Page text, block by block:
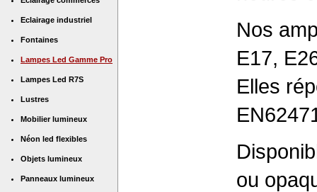
Eclairage industriel
Fontaines
Lampes Led Gamme Pro
Lampes Led R7S
Lustres
Mobilier lumineux
Néon led flexibles
Objets lumineux
Panneaux lumineux
Nos
E17,
Elles
ou